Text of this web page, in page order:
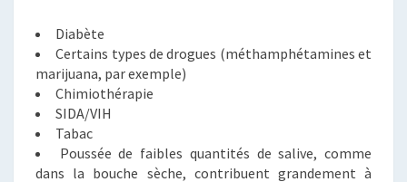
Diabète
Certains types de drogues (méthamphétamines et
marijuana, par exemple)
Chimiothérapie
SIDA/VIH
Tabac
Poussée de faibles quantités de salive, comme
dans la bouche sèche, contribuent grandement à